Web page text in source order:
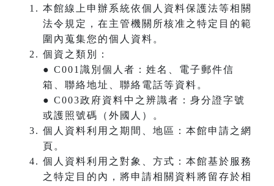
本館線上申辦系統依個人資料保護法等相關
法令規定，在主管機關所核准之特定目的範
圍內蒐集您的個人資料。
個資之類別：
● C001識別個人者：姓名、電子郵件信
箱、聯絡地址、聯絡電話等資料。
● C003政府資料中之辨識者：身分證字號
或護照號碼（外國人）。
個人資料利用之期間、地區：本館申請之網
頁。
個人資料利用之對象、方式：本館基於服務
之特定目的內，將申請相關資料將留存於相